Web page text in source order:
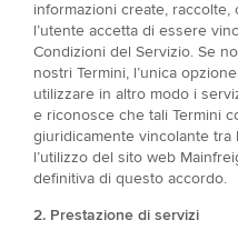
informazioni create,
l’utente accetta di essere
Condizioni del Servizio. Se
nostri Termini, l’unica
utilizzare in altro modo i
e riconosce che tali Termini
giuridicamente vincolante tra
l’utilizzo del sito web
definitiva di questo accordo.
2. Prestazione di servizi​